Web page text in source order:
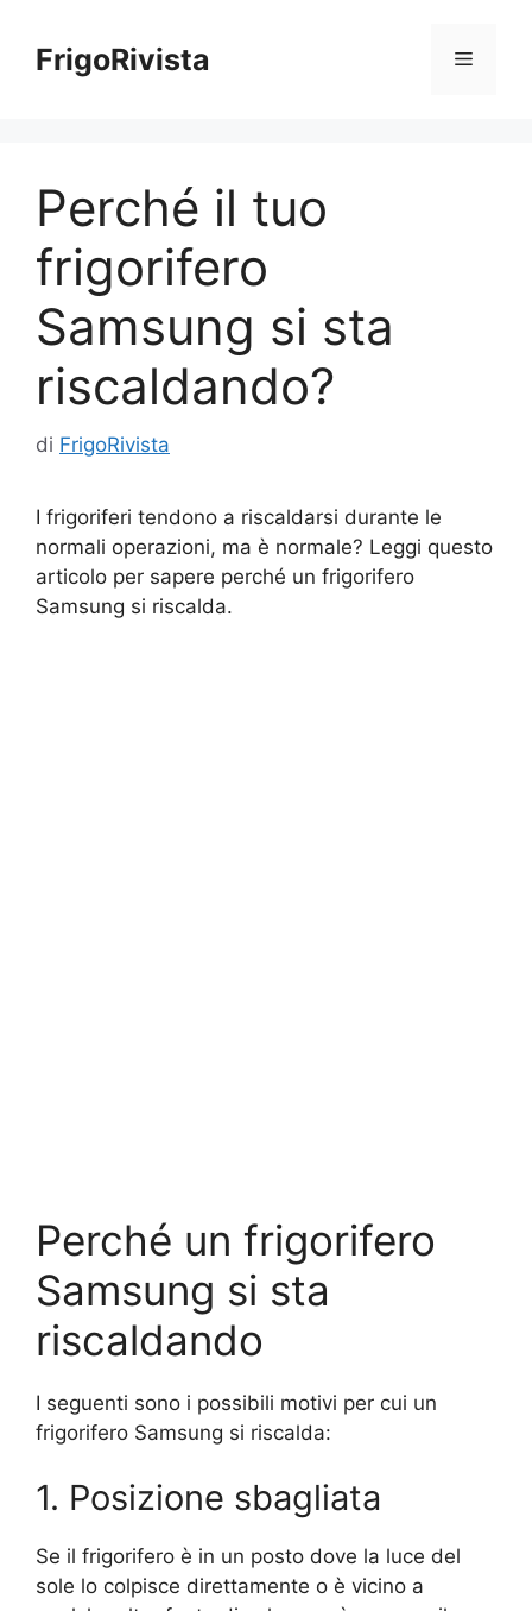
contenuto
FrigoRivista Menu
Perché il tuo
frigorifero
Samsung si sta
riscaldando?
di FrigoRivista
I frigoriferi tendono a riscaldarsi durante le
normali operazioni, ma è normale? Leggi questo
articolo per sapere perché un frigorifero
Samsung si riscalda.
Perché un frigorifero
Samsung si sta
riscaldando
I seguenti sono i possibili motivi per cui un
frigorifero Samsung si riscalda:
1. Posizione sbagliata
Se il frigorifero è in un posto dove la luce del
sole lo colpisce direttamente o è vicino a